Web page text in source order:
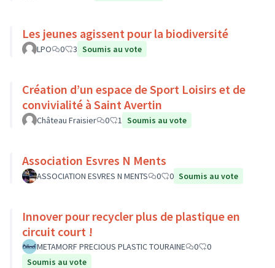
Les jeunes agissent pour la biodiversité
LPO 0 3 Soumis au vote
Création d’un espace de Sport Loisirs et de
convivialité à Saint Avertin
Château Fraisier 0 1 Soumis au vote
Association Esvres N Ments
ASSOCIATION ESVRES N MENTS 0 0 Soumis au vote
Innover pour recycler plus de plastique en
circuit court !
METAMORF PRECIOUS PLASTIC TOURAINE 0
0
Soumis au vote